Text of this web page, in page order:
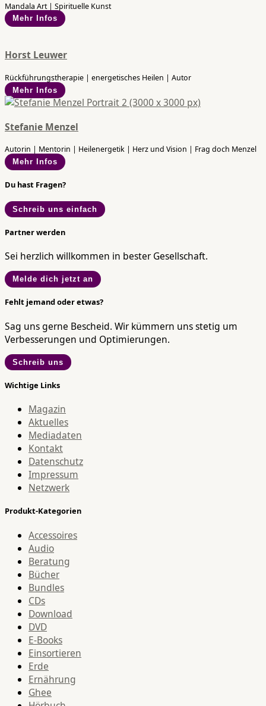
Mandala Art | Spirituelle Kunst
Mehr Infos
Horst Leuwer
Rückführungstherapie | energetisches Heilen | Autor
Mehr Infos
Stefanie Menzel
Autorin | Mentorin | Heilenergetik | Herz und Vision | Frag doch Menzel
Mehr Infos
Du hast Fragen?
Schreib uns einfach
Partner werden
Sei herzlich willkommen in bester Gesellschaft.
Melde dich jetzt an
Fehlt jemand oder etwas?
Sag uns gerne Bescheid. Wir kümmern uns stetig um
Verbesserungen und Optimierungen.
Schreib uns
Wichtige Links
Magazin
Aktuelles
Mediadaten
Kontakt
Datenschutz
Impressum
Netzwerk
Produkt-Kategorien
Accessoires
Audio
Beratung
Bücher
Bundles
CDs
Download
DVD
E-Books
Einsortieren
Erde
Ernährung
Ghee